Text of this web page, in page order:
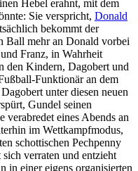
Hebel erahnt, mit dem
Sie verspricht, Donald
bekommt der
Ball mehr an Donald vorbei
Franz, in Wahrheit
den Kindern, Dagobert und
Funktionär an dem
unter diesen neuen
Gundel seinen
eines Abends an
im Wettkampfmodus,
schottischen Pechpenny
verraten und entzieht
in einer eigens organisierten